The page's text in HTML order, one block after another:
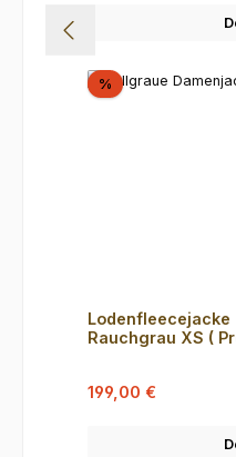
%Rabatt
Rauchgrau XS (
Verkaufspreis:
199,00 €